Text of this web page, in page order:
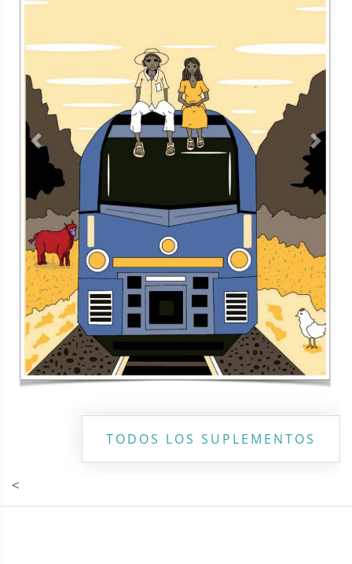
Contacto Aviso de privacidad
Copyright ©2026 Todos los derechos reservados | La Jornada
Maya